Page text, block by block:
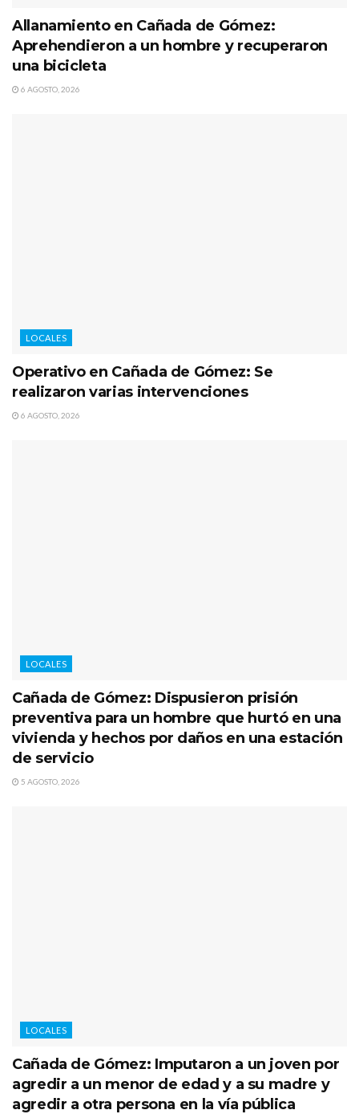
Allanamiento en Cañada de Gómez:
Aprehendieron a un hombre y recuperaron
una bicicleta
6 AGOSTO, 2026
LOCALES
Operativo en Cañada de Gómez: Se
realizaron varias intervenciones
6 AGOSTO, 2026
LOCALES
Cañada de Gómez: Dispusieron prisión
preventiva para un hombre que hurtó en una
vivienda y hechos por daños en una estación
de servicio
5 AGOSTO, 2026
LOCALES
Cañada de Gómez: Imputaron a un joven por
agredir a un menor de edad y a su madre y
agredir a otra persona en la vía pública